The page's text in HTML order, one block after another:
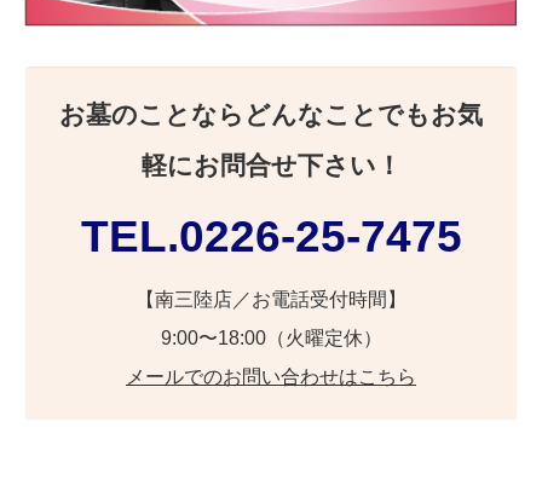
お墓のことならどんなことでもお気
軽にお問合せ下さい！
TEL.0226-25-7475
【南三陸店／お電話受付時間】
9:00〜18:00（火曜定休）
メールでのお問い合わせはこちら